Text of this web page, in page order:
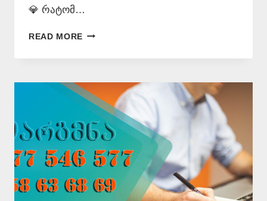
💎 რატომ…
READ MORE ᲘᲜᲒᲚᲘᲡᲣᲠᲘᲡ
–